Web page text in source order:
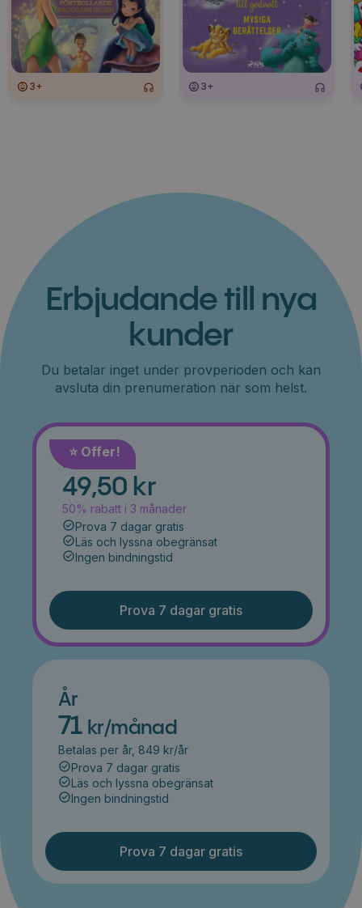
3+ 3+
Erbjudande till nya
kunder
Du betalar inget under provperioden och kan
avsluta din prenumeration när som helst.
⭐️ Offer!
Månad
49,50 kr
50% rabatt i 3 månader
Prova 7 dagar gratis
Läs och lyssna obegränsat
Ingen bindningstid
Prova 7 dagar gratis
År
71 kr/månad
Betalas per år, 849 kr/år
Prova 7 dagar gratis
Läs och lyssna obegränsat
Ingen bindningstid
Prova 7 dagar gratis